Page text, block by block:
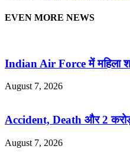
EVEN MORE NEWS
Indian Air Force में महिला
August 7, 2026
Accident, Death और 2 करोड़
August 7, 2026